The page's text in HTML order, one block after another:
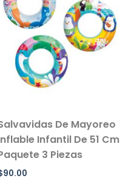
De Mayoreo
Infantil De 51 Cm
3 Piezas
90.00